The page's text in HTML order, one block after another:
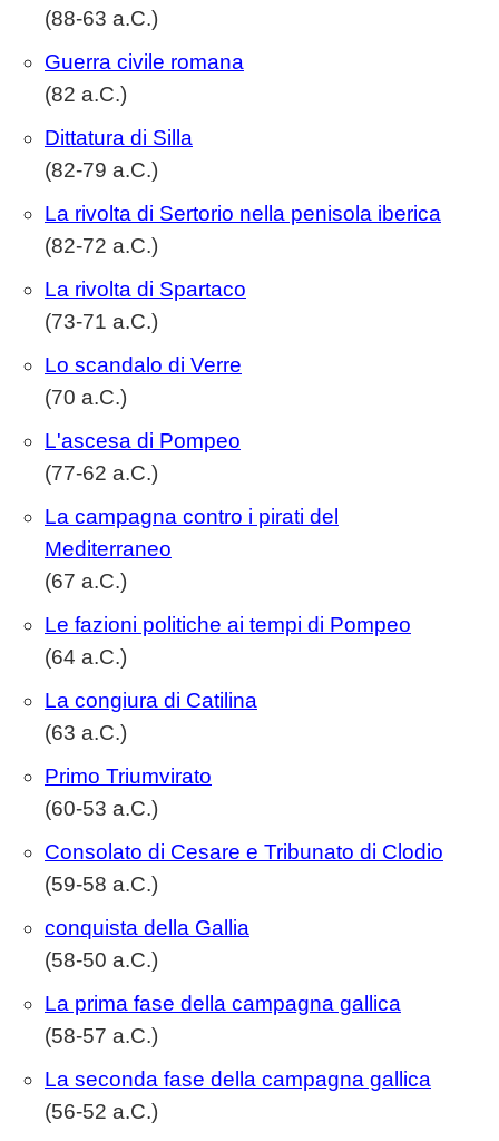
(88-63 a.C.)
Guerra civile romana
(82 a.C.)
Dittatura di Silla
(82-79 a.C.)
La rivolta di Sertorio nella penisola iberica
(82-72 a.C.)
La rivolta di Spartaco
(73-71 a.C.)
Lo scandalo di Verre
(70 a.C.)
L'ascesa di Pompeo
(77-62 a.C.)
La campagna contro i pirati del
Mediterraneo
(67 a.C.)
Le fazioni politiche ai tempi di Pompeo
(64 a.C.)
La congiura di Catilina
(63 a.C.)
Primo Triumvirato
(60-53 a.C.)
Consolato di Cesare e Tribunato di Clodio
(59-58 a.C.)
conquista della Gallia
(58-50 a.C.)
La prima fase della campagna gallica
(58-57 a.C.)
La seconda fase della campagna gallica
(56-52 a.C.)